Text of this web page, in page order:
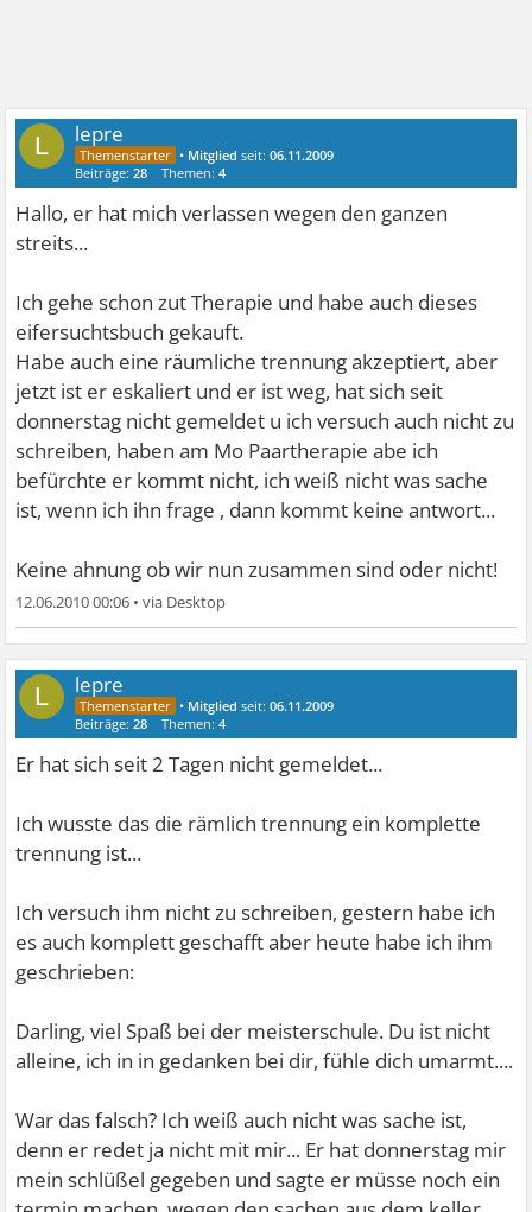
L lepre
• Mitglied seit:06.11.2009
Beiträge:28 Themen:4
Hallo, er hat mich verlassen wegen den ganzen
streits...
Ich gehe schon zut Therapie und habe auch dieses
eifersuchtsbuch gekauft.
Habe auch eine räumliche trennung akzeptiert, aber
jetzt ist er eskaliert und er ist weg, hat sich seit
donnerstag nicht gemeldet u ich versuch auch nicht zu
schreiben, haben am Mo Paartherapie abe ich
befürchte er kommt nicht, ich weiß nicht was sache
ist, wenn ich ihn frage , dann kommt keine antwort...
Keine ahnung ob wir nun zusammen sind oder nicht!
12.06.2010 00:06 •
L lepre
• Mitglied seit:06.11.2009
Beiträge:28 Themen:4
Er hat sich seit 2 Tagen nicht gemeldet...
Ich wusste das die rämlich trennung ein komplette
trennung ist...
Ich versuch ihm nicht zu schreiben, gestern habe ich
es auch komplett geschafft aber heute habe ich ihm
geschrieben:
Darling, viel Spaß bei der meisterschule. Du ist nicht
alleine, ich in in gedanken bei dir, fühle dich umarmt....
War das falsch? Ich weiß auch nicht was sache ist,
denn er redet ja nicht mit mir... Er hat donnerstag mir
mein schlüßel gegeben und sagte er müsse noch ein